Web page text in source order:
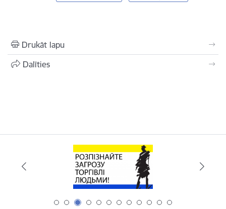
Drukāt lapu
Dalīties